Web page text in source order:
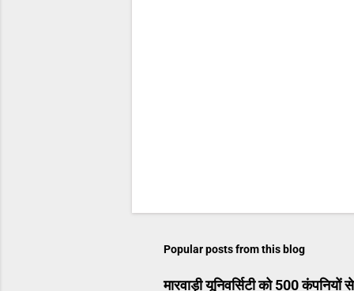
Popular posts from this blog
मारवाड़ी यूनिवर्सिटी को 500